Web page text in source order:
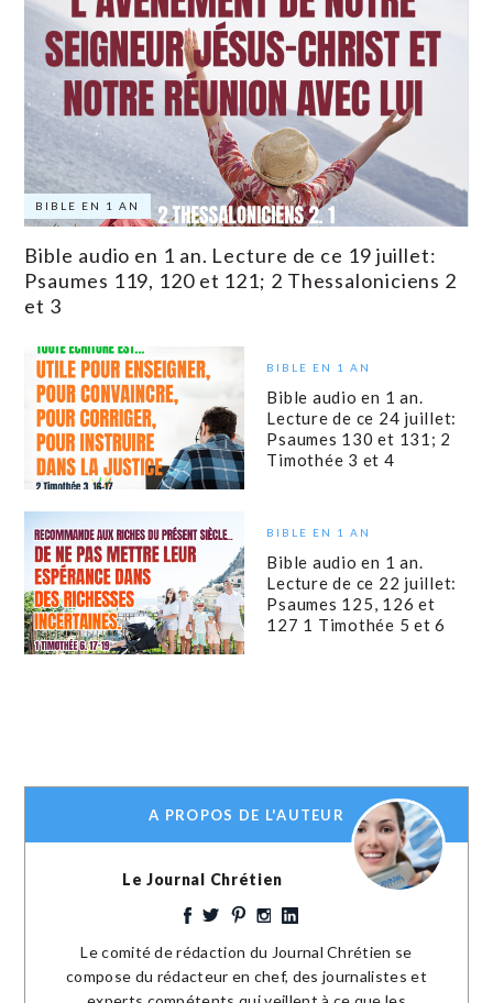
BIBLE EN 1 AN
Bible audio en 1 an. Lecture de ce 19 juillet:
Psaumes 119, 120 et 121; 2 Thessaloniciens 2
et 3
BIBLE EN 1 AN
Bible audio en 1 an.
Lecture de ce 24 juillet:
Psaumes 130 et 131; 2
Timothée 3 et 4
BIBLE EN 1 AN
Bible audio en 1 an.
Lecture de ce 22 juillet:
Psaumes 125, 126 et
127 1 Timothée 5 et 6
A PROPOS DE L'AUTEUR
Le Journal Chrétien
Le comité de rédaction du Journal Chrétien se
compose du rédacteur en chef, des journalistes et